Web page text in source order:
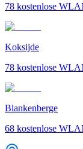
78 kostenlose
Koksijde
78 kostenlose
Blankenberge
68 kostenlose